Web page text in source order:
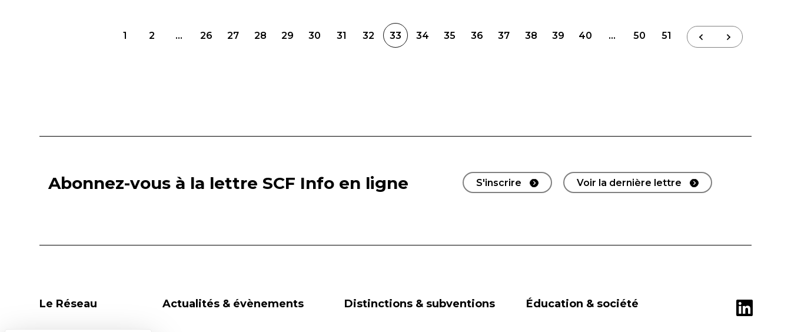
Navigation
1 2 … 26 27 28 29 30 31 32 33 34 35 36 37 38 39 40 … 50 51
Abonnez-vous à la lettre SCF Info en ligne S'inscrire Voir la dernière lettre
Le Réseau Actualités & évènements Distinctions & subventions Éducation & société